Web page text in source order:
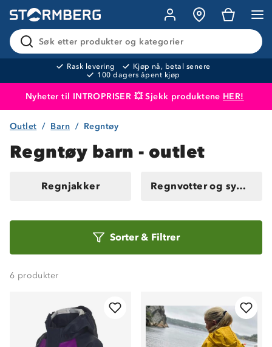
Søk etter produkter og kategorier
Rask levering
Kjøp nå, betal senere
100 dagers åpent kjøp
Nyheter til INTROPRISER 💥 Sjekk produktene HER!
Produktet er lagt i handlekurven
Outlet Barn Regntøy
Regntøy barn - outlet
Regnjakker Regnvotter og sydvest
Sorter& Filtrer
6 produkter